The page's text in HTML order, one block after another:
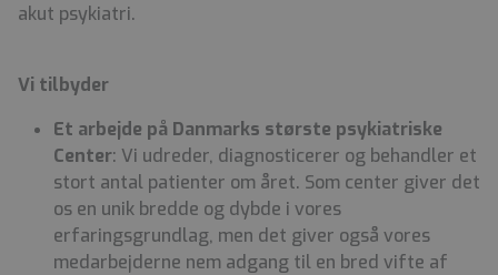
akut psykiatri.
Vi tilbyder
Et arbejde på Danmarks største psykiatriske
Center: Vi udreder, diagnosticerer og behandler et
stort antal patienter om året. Som center giver det
os en unik bredde og dybde i vores
erfaringsgrundlag, men det giver også vores
medarbejderne nem adgang til en bred vifte af